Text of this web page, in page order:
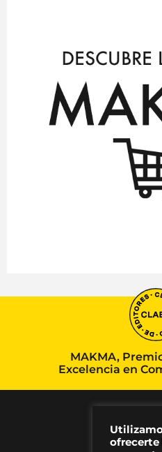
MAKMA,
Excelencia en
ofrecerte